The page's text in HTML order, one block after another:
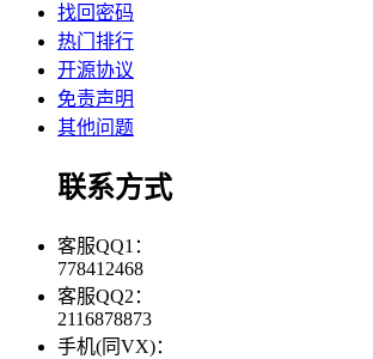
找回密码
热门排行
开源协议
免责声明
其他问题
联系方式
客服QQ1：
778412468
客服QQ2：
2116878873
手机(同VX)：